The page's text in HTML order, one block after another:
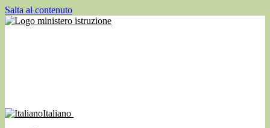
Salta al contenuto
Italiano